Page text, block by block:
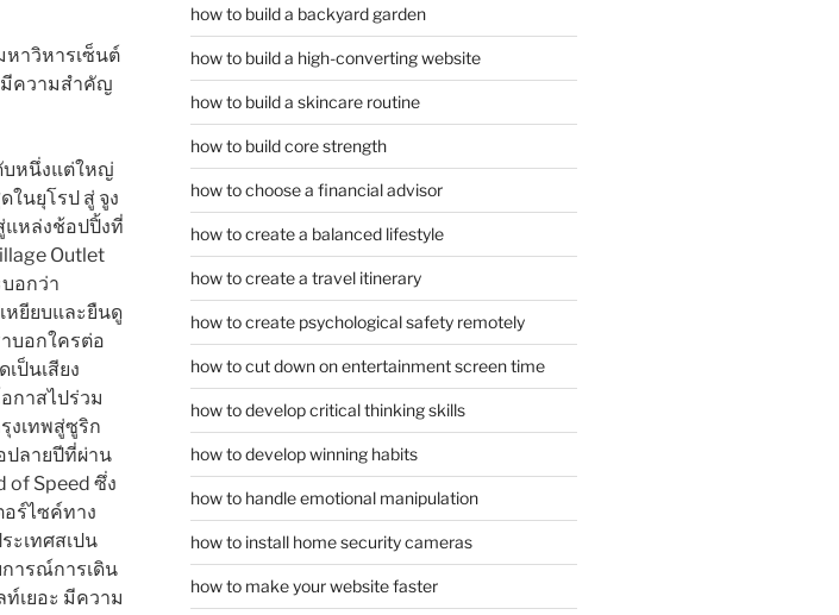
หาวิหารเซ็นต์
มีความสำคัญ
บหนึ่งแต่ใหญ่
นยุโรป สู่ จูง
แหล่งช้อปปิ้งที่
Outlet
อกว่า
หยียบและยืนดู
บอกใครต่อ
ป็นเสียง
อกาสไปร่วม
งเทพสู่ซูริก
ปลายปีที่ผ่าน
of Speed ซึ่ง
ร์ไซค์ทาง
ะเทศสเปน
ารณ์การเดิน
เยอะ มีความ
how to build a backyard garden
how to build a high-converting website
how to build a skincare routine
how to build core strength
how to choose a financial advisor
how to create a balanced lifestyle
how to create a travel itinerary
how to create psychological safety remotely
how to cut down on entertainment screen time
how to develop critical thinking skills
how to develop winning habits
how to handle emotional manipulation
how to install home security cameras
how to make your website faster